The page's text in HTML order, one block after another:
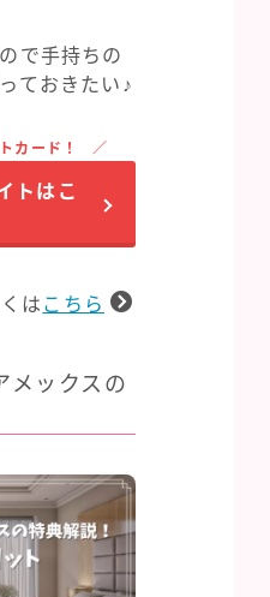
で手持ちの
ておきたい♪
カード！
トはこ
は こちら
メックスの